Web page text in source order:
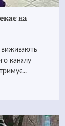
на
виживають
каналу